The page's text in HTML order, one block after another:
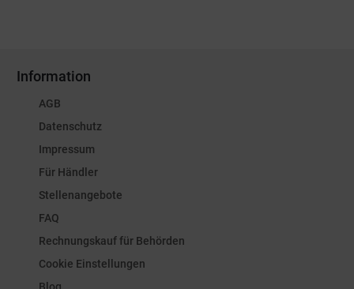
Information
AGB
Datenschutz
Impressum
Für Händler
Stellenangebote
FAQ
Rechnungskauf für Behörden
Cookie Einstellungen